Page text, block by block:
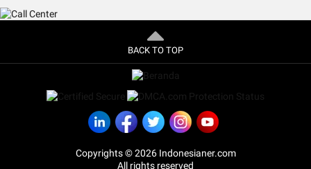
BACK TO TOP
Copyrights © 2026 Indonesianer.com
All rights reserved